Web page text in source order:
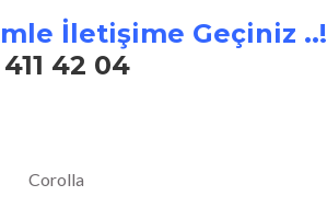
İletişime Geçiniz ..!
42 04
Corolla